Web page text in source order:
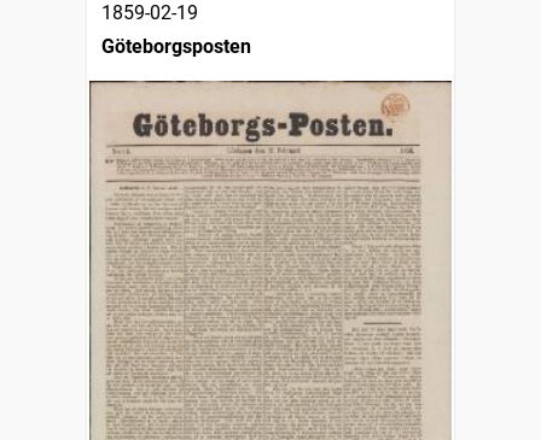
1859-02-19
Göteborgsposten